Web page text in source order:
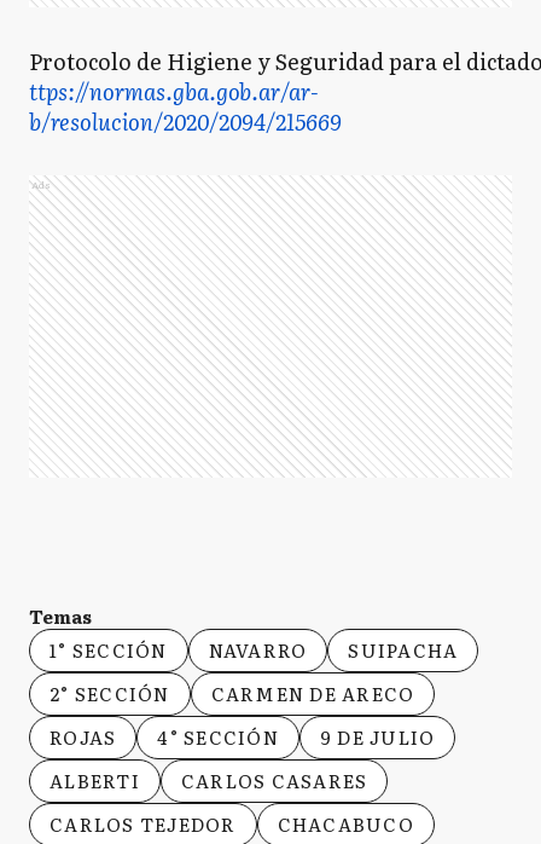
Protocolo de Higiene y Seguridad para el
ttps://normas.gba.gob.ar/ar-
b/resolucion/2020/2094/215669
Ads
Temas
1° SECCIÓN
NAVARRO
SUIPACHA
2° SECCIÓN
CARMEN DE ARECO
ROJAS
4° SECCIÓN
9 DE JULIO
ALBERTI
CARLOS CASARES
CARLOS TEJEDOR
CHACABUCO